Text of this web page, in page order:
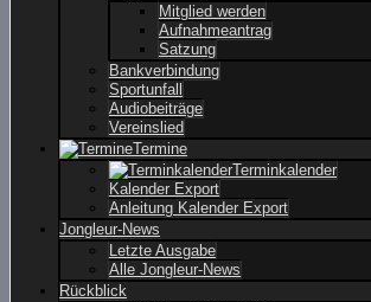
Mitglied werden
Aufnahmeantrag
Satzung
Bankverbindung
Sportunfall
Audiobeiträge
Vereinslied
Termine
Terminkalender
Kalender Export
Anleitung Kalender Export
Jongleur-News
Letzte Ausgabe
Alle Jongleur-News
Rückblick